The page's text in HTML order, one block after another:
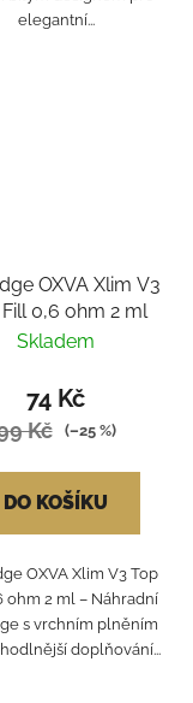
elegantní...
OXVA Xlim V3
0,6 ohm 2 ml
Skladem
74 Kč
Kč (–25 %)
DO KOŠÍKU
OXVA Xlim V3 Top
ohm 2 ml – Náhradní
s vrchním plněním
doplňování...